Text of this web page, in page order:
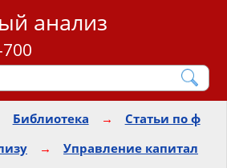
анализ
Библиотека →
Статьи по ф
→
Управление капитал